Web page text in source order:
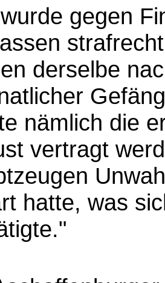
gegen
derselbe
nämlich die
vertragt
hatte, was